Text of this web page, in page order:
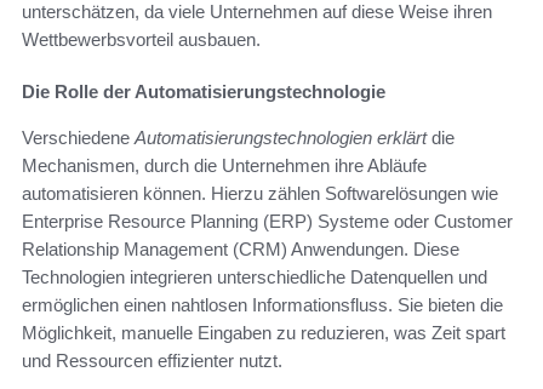
unterschätzen, da viele Unternehmen auf diese Weise ihren
Wettbewerbsvorteil ausbauen.
Die Rolle der Automatisierungstechnologie
Verschiedene Automatisierungstechnologien erklärtdie
Mechanismen, durch die Unternehmen ihre Abläufe
automatisieren können. Hierzu zählen Softwarelösungen wie
Enterprise Resource Planning (ERP) Systeme oder Customer
Relationship Management (CRM) Anwendungen. Diese
Technologien integrieren unterschiedliche Datenquellen und
ermöglichen einen nahtlosen Informationsfluss. Sie bieten die
Möglichkeit, manuelle Eingaben zu reduzieren, was Zeit spart
und Ressourcen effizienter nutzt.